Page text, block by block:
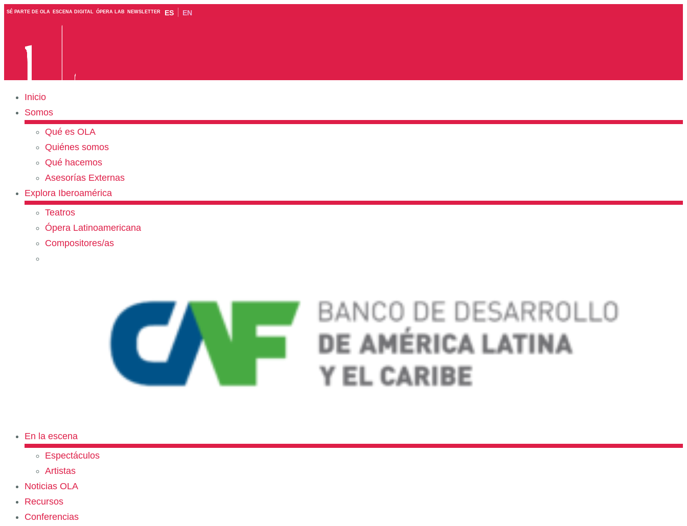
SÉ PARTE DE OLA ESCENA DIGITAL ÓPERA LAB NEWSLETTER ES EN
Inicio
Somos
Qué es OLA
Quiénes somos
Qué hacemos
Asesorías Externas
Explora Iberoamérica
Teatros
Ópera Latinoamericana
Compositores/as
En la escena
Espectáculos
Artistas
Noticias OLA
Recursos
Conferencias